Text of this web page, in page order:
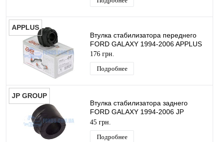
APPLUS
Втулка стабилизатора переднего
FORD GALAXY 1994-2006 APPLUS
176 грн.
Подробнее
JP GROUP
Втулка стабилизатора заднего
FORD GALAXY 1994-2006 JP
GROUP
45 грн.
Подробнее